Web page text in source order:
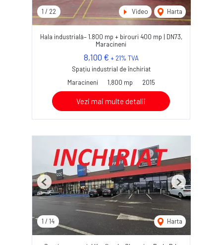
1 / 22 Video Harta
Hala industrială– 1.800 mp + birouri 400 mp | DN73,
Maracineni
8,100 € + 21% TVA
Spațiu industrial de închiriat
Maracineni
1,800 mp 2015
Vezi mai multe detalii
1 / 14 Harta
Previous Next